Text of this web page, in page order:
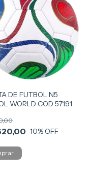
DE FUTBOL N5
WORLD COD 57191
10% OFF